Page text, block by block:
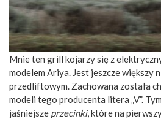
Mnie ten grill kojarzy się z
modelem Ariya. Jest jeszcze większy
przedliftowym. Zachowana została
modeli tego producenta litera „V”.
jaśniejsze przecinki, które na